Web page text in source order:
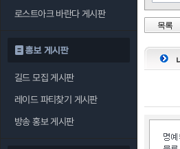
로스트아크 바란다 게시판
홍보 게시판
길드 모집 게시판
레이드 파티찾기 게시판
방송 홍보 게시판
목록